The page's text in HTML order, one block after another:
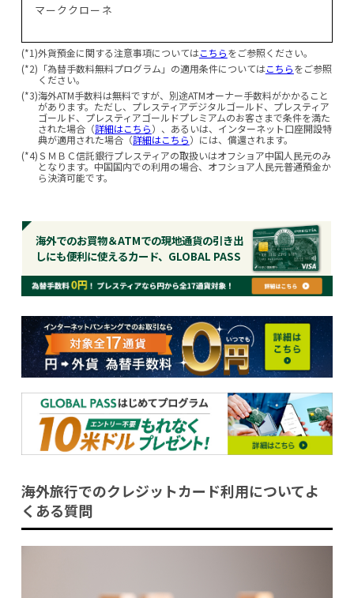
マーククローネ
(*1)外貨預金に関する注意事項についてはこちらをご参照ください。
(*2) 「為替手数料無料プログラム」の適用条件についてはこちらをご参照
ください。
(*3)海外ATM手数料は無料ですが、別途ATMオーナー手数料がかかること
があります。ただし、プレスティアデジタルゴールド、プレスティア
ゴールド、プレスティアゴールドプレミアムのお客さまで条件を満た
された場合（詳細はこちら）、あるいは、インターネット口座開設特
典が適用された場合（詳細はこちら）には、償還されます。
(*4)ＳＭＢＣ信託銀行プレスティアの取扱いはオフショア中国人民元のみ
となります。中国国内での利用の場合、オフショア人民元普通預金か
ら決済可能です。
海外でのお買物＆ATMでの現地通貨の引き出
しにも便利に使えるカード、GLOBAL PASS
海外旅行でのクレジットカード利用についてよ
くある質問